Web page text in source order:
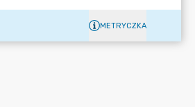
METRYCZKA